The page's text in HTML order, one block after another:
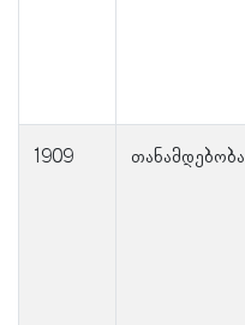
1909 თანამდებობა